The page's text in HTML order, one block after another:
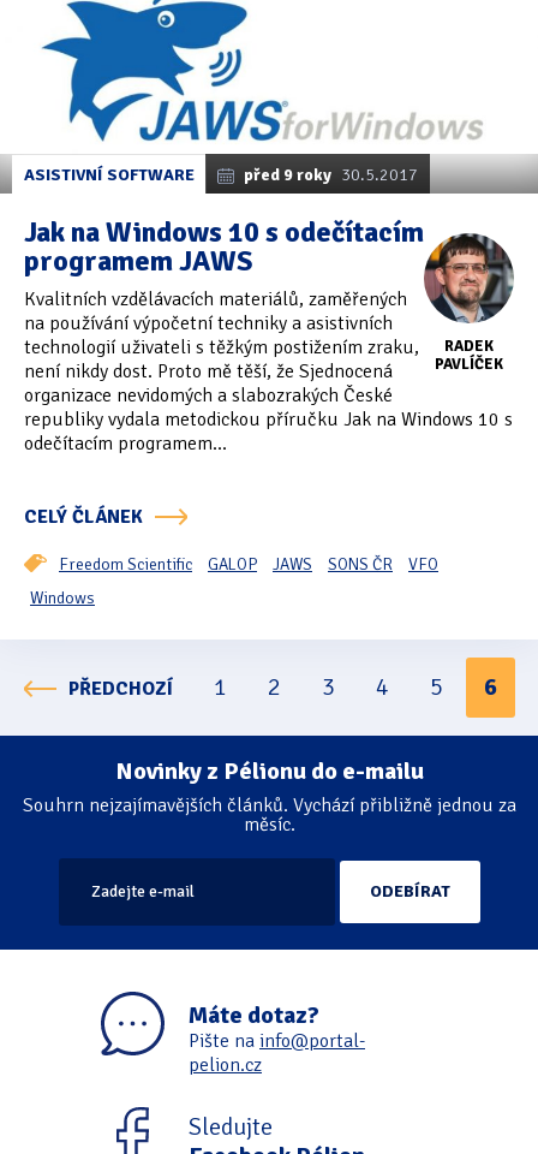
ASISTIVNÍ SOFTWARE před 9 roky 30.5.2017
RADEK
PAVLÍČEK
Jak na Windows 10 s odečítacím
programem JAWS
Kvalitních vzdělávacích materiálů, zaměřených
na používání výpočetní techniky a asistivních
technologií uživateli s těžkým postižením zraku,
není nikdy dost. Proto mě těší, že Sjednocená
organizace nevidomých a slabozrakých České
republiky vydala metodickou příručku Jak na Windows 10 s
odečítacím programem...
CELÝ ČLÁNEK
Freedom Scientific GALOP JAWS SONS ČR
VFO
Windows
Stránkování
PŘEDCHOZÍ 1 2 3 4 5 6
Novinky z Pélionu do e-mailu
Souhrn nejzajímavějších článků. Vychází přibližně jednou za
měsíc.
Máte dotaz?
Pište na info@portal-
pelion.cz
Sledujte